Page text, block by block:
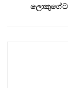
ලොකුගේට